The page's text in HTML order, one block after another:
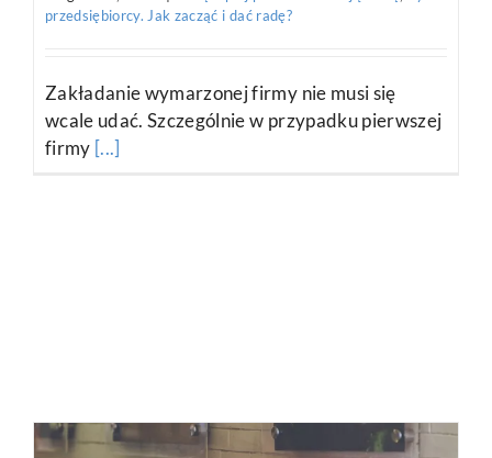
przedsiębiorcy. Jak zacząć i dać radę?
Zakładanie wymarzonej firmy nie musi się
wcale udać. Szczególnie w przypadku pierwszej
firmy [...]